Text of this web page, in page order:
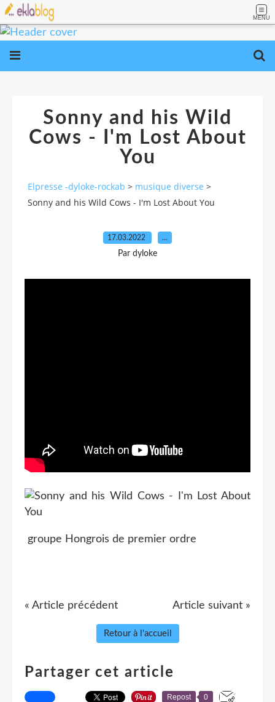
MENU
Sonny and his Wild
Cows - I'm Lost About
You
Elpresse -dyloke-rockab > musique diverse >
Sonny and his Wild Cows - I'm Lost About You
17.03.2022 …
Par dyloke
groupe Hongrois de premier ordre
« Article précédent Article suivant »
Retour à l'accueil
Partager cet article
Repost 0